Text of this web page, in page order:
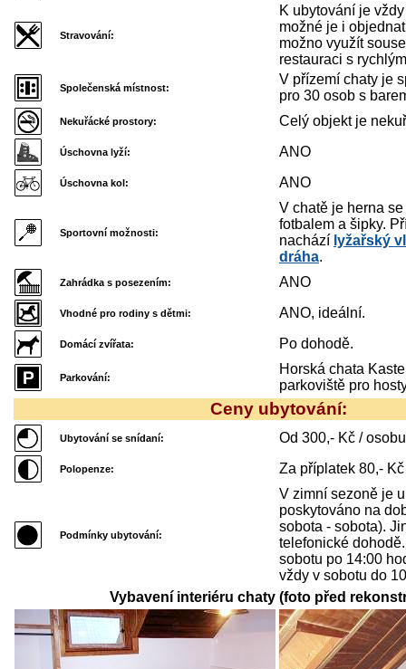
Stravování:
K ubytování je
možné je i
možno využít
restauraci s
Společenská místnost:
V přízemí chaty je
pro 30 osob s
Nekuřácké prostory: Celý objekt je
Úschovna lyží: ANO
Úschovna kol: ANO
Sportovní možnosti:
V chatě je herna
fotbalem a šipky.
nachází lyžařský
dráha.
Zahrádka s posezením: ANO
Vhodné pro rodiny s dětmi: ANO, ideální.
Domácí zvířata: Po dohodě.
Parkování:
Horská chata
parkoviště pro
Ceny ubytování:
Ubytování se snídaní: Od 300,- Kč /
Polopenze: Za příplatek 80,-
Podmínky ubytování:
V zimní sezoně je
poskytováno na
sobota - sobota).
telefonické
sobotu po 14:00
vždy v sobotu do
Vybavení interiéru chaty (foto před